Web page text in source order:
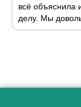
всё объяснила
делу. Мы